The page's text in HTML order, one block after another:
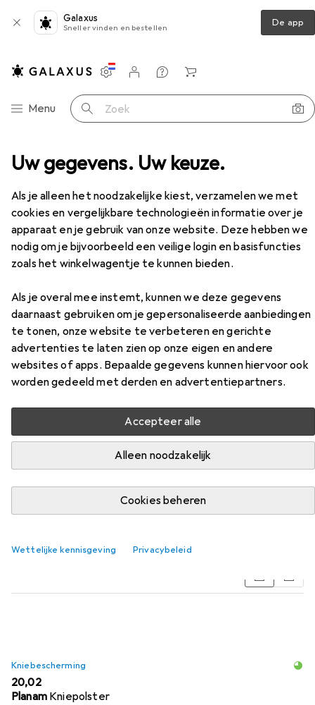
Uw gegevens. Uw keuze.
Als je alleen het noodzakelijke kiest, verzamelen we met
cookies en vergelijkbare technologieën informatie over je
apparaat en je gebruik van onze website. Deze hebben we
nodig om je bijvoorbeeld een veilige login en basisfuncties
zoals het winkelwagentje te kunnen bieden.
Als je overal mee instemt, kunnen we deze gegevens
daarnaast gebruiken om je gepersonaliseerde aanbiedingen
te tonen, onze website te verbeteren en gerichte
advertenties te laten zien op onze eigen en andere
websites of apps. Bepaalde gegevens kunnen hiervoor ook
worden gedeeld met derden en advertentiepartners.
Accepteer alle
Alleen noodzakelijk
Cookies beheren
Wettelijke kennisgeving Privacybeleid
Galaxus
Sneller vinden en bestellen De app
Categorie navigatie
Menu Zoek op
Instellingen
Klantenaccount
Produktvergelijking
Verlanglijstje
Winkelmandje
Planam Broek met hoge zichtbaarheid
Planam Broek met hoge zichtbaarheid
8 maten
Accessoires voor Planam Broek
met hoge zichtbaarheid
hoge zichtbaarheid uit de categorie Kniebescherming.
Kniebescherming
EUR
20,02
Planam Kniepolster